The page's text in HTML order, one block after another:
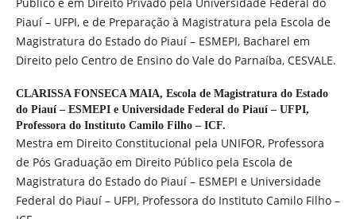
Piauí – UFPI, e de Preparação à Magistratura pela Escola de
Magistratura do Estado do Piauí – ESMEPI, Bacharel em
Direito pelo Centro de Ensino do Vale do Parnaíba, CESVALE.
CLARISSA FONSECA MAIA, Escola de Magistratura do Estado
do Piauí – ESMEPI e Universidade Federal do Piauí – UFPI,
Professora do Instituto Camilo Filho – ICF.
Mestra em Direito Constitucional pela UNIFOR, Professora
de Pós Graduação em Direito Público pela Escola de
Magistratura do Estado do Piauí – ESMEPI e Universidade
Federal do Piauí – UFPI, Professora do Instituto Camilo Filho –